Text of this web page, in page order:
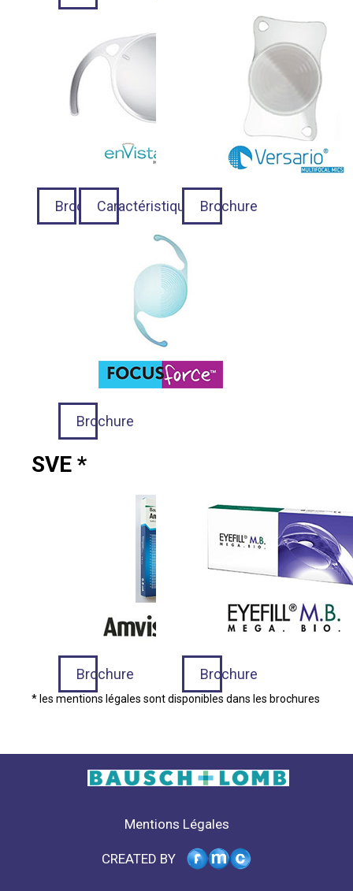
BrochureCaractéristiquesBrochure
Brochure
SVE *
Brochure Brochure
* les mentions légales sont disponibles dans les brochures
Mentions Légales
CREATED BY